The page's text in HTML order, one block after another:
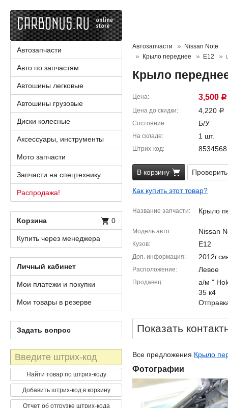
Автозапчасти
Nissan Note
Крыло переднее
E12
Крыло
Цена 3,500 Р
Цена до скидки 4,220 Р
Состояние Б/У
На складе 1 шт.
Штрих-код 8534568
В корзину
Как купить этот товар?
Название запчасти Крыло
Модель авто Nissan
Кузов E12
Доп. информация
Расположение Левое
Продавец
а/м "
35 к4
Показать
Все предложения Крыло
Фотографии
Автозапчасти
Авто по запчастям
Автошины легковые
Автошины грузовые
Диски колесные
Аксессуары, инструменты
Мото запчасти
Запчасти на спецтехнику
Распродажа!
Корзина 0
Купить через менеджера
Личный кабинет
Мои платежи и покупки
Мои товары в резерве
Задать вопрос
Штрих-
код
Найти товар по штрих-коду
Добавить штрих-код в корзину
Отчет об отгрузке штрих-кода